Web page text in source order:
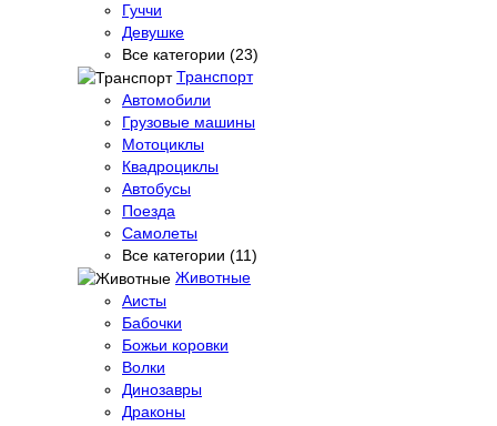
Гуччи
Девушке
Все категории (23)
Транспорт
Автомобили
Грузовые машины
Мотоциклы
Квадроциклы
Автобусы
Поезда
Самолеты
Все категории (11)
Животные
Аисты
Бабочки
Божьи коровки
Волки
Динозавры
Драконы